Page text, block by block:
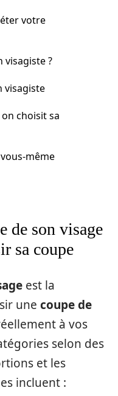
votre
visagiste ?
visagiste
choisit sa
même
de son visage
sa coupe
est la
une coupe de
à vos
selon des
et les
incluent :